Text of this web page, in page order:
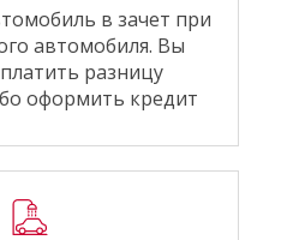
в зачет при
автомобиля. Вы
разницу
оформить кредит